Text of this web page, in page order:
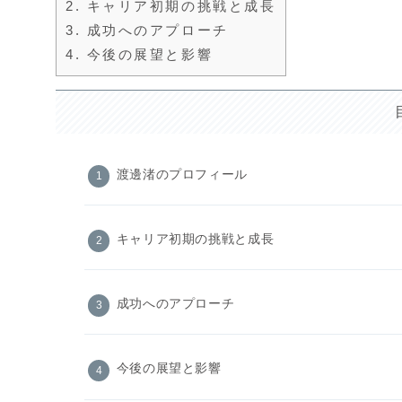
2.
キャリア初期の挑戦と成長
3.
成功へのアプローチ
4. 今後の展望と影響
渡邊渚のプロフィール
キャリア初期の挑戦と成長
成功へのアプローチ
今後の展望と影響